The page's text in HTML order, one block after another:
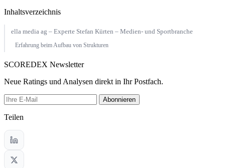
Inhaltsverzeichnis
ella media ag – Experte Stefan Kürten – Medien- und Sportbranche
Erfahrung beim Aufbau von Strukturen
SCOREDEX Newsletter
Neue Ratings und Analysen direkt in Ihr Postfach.
Abonnieren
Teilen